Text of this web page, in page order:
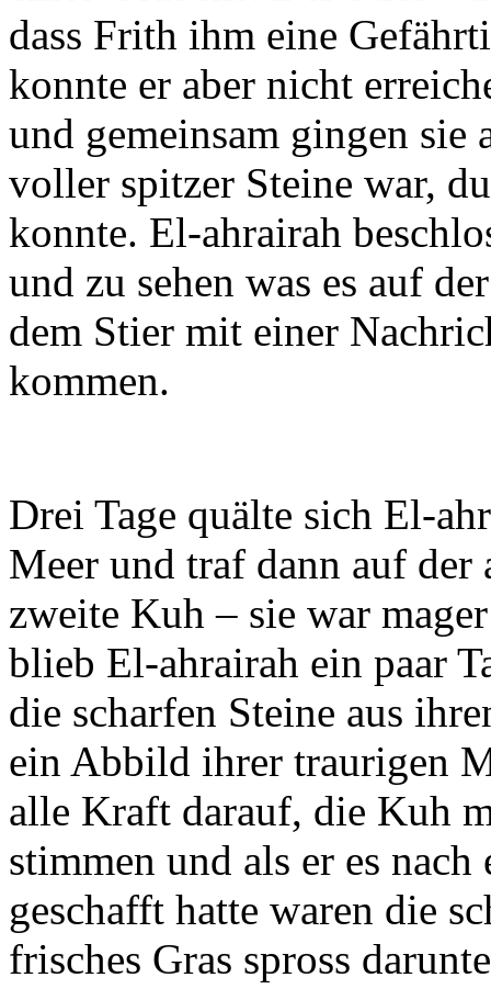
dass Frith ihm eine
konnte er aber nicht
und gemeinsam gingen sie
voller spitzer Steine war,
konnte. El-ahrairah
und zu sehen was es auf
dem Stier mit einer
kommen.
Drei Tage quälte sich El-
Meer und traf dann auf der
zweite Kuh – sie war
blieb El-ahrairah ein paar
die scharfen Steine aus
ein Abbild ihrer traurigen
alle Kraft darauf, die Kuh
stimmen und als er es
geschafft hatte waren die
frisches Gras spross